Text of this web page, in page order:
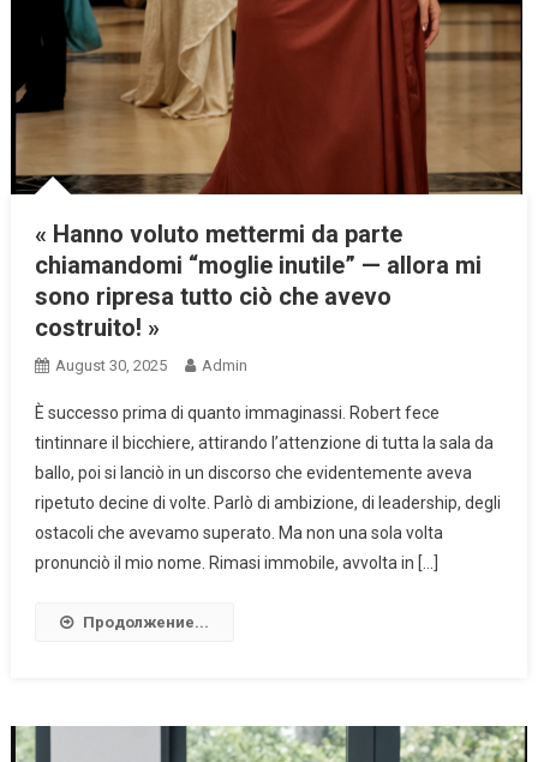
« Hanno voluto mettermi da parte
chiamandomi “moglie inutile” — allora mi
sono ripresa tutto ciò che avevo
costruito! »
August 30, 2025 Admin
È successo prima di quanto immaginassi. Robert fece
tintinnare il bicchiere, attirando l’attenzione di tutta la sala da
ballo, poi si lanciò in un discorso che evidentemente aveva
ripetuto decine di volte. Parlò di ambizione, di leadership, degli
ostacoli che avevamo superato. Ma non una sola volta
pronunciò il mio nome. Rimasi immobile, avvolta in […]
Продолжение...